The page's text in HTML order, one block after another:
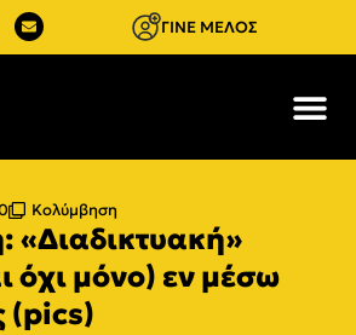
ΓΙΝΕ ΜΕΛΟΣ
Κολύμβηση
«Διαδικτυακή»
όχι μόνο) εν μέσω
(pics)